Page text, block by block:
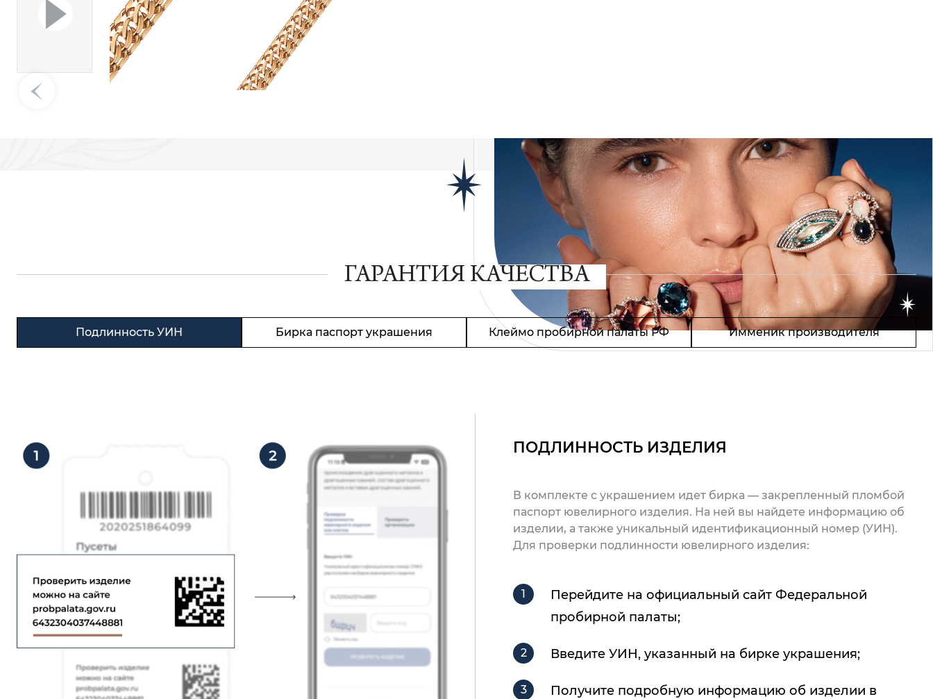
ГАРАНТИЯ КАЧЕСТВА
Подлинность УИН Бирка паспорт украшения Клеймо пробирной палаты РФ Имменик производителя
ПОДЛИННОСТЬ ИЗДЕЛИЯ
В комплекте с украшением идет бирка — закрепленный пломбой
паспорт ювелирного изделия. На ней вы найдете информацию об
изделии, а также уникальный идентификационный номер (УИН).
Для проверки подлинности ювелирного изделия:
Перейдите на официальный сайт Федеральной
пробирной палаты;
Введите УИН, указанный на бирке украшения;
Получите подробную информацию об изделии в